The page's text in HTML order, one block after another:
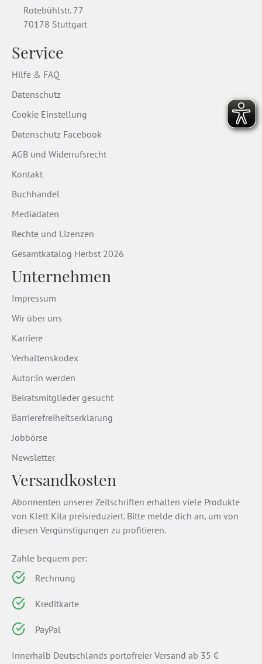
Rotebühlstr. 77
70178 Stuttgart
Service
Hilfe & FAQ
Datenschutz
Cookie Einstellung
Datenschutz Facebook
AGB und Widerrufsrecht
Kontakt
Buchhandel
Mediadaten
Rechte und Lizenzen
Gesamtkatalog Herbst 2026
Unternehmen
Impressum
Wir über uns
Karriere
Verhaltenskodex
Autor:in werden
Beiratsmitglieder gesucht
Barrierefreiheitserklärung
Jobbörse
Newsletter
Versandkosten
Abonnenten unserer Zeitschriften erhalten viele Produkte
von Klett Kita preisreduziert. Bitte melde dich an, um von
diesen Vergünstigungen zu profitieren.
Zahle bequem per:
Rechnung
Kreditkarte
PayPal
Innerhalb Deutschlands portofreier Versand ab 35 €